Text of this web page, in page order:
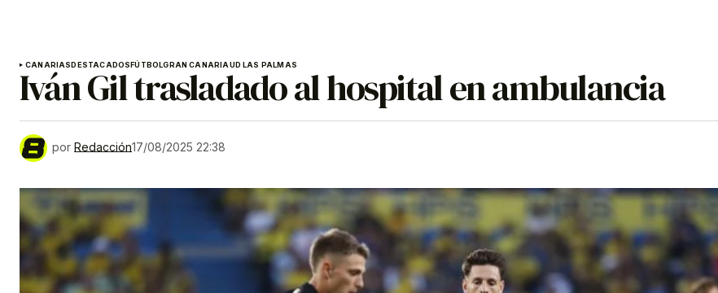
CANARIASDESTACADOSFÚTBOLGRAN CANARIAUD LAS PALMAS
Iván Gil trasladado al hospital en ambulancia
por Redacción17/08/2025 22:38